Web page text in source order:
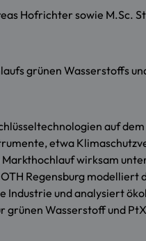
Hofrichter sowie M.Sc.
grünen Wasserstoffs
auf
etwa
wirksam
Regensburg
und analysiert
grünen Wasserstoff und